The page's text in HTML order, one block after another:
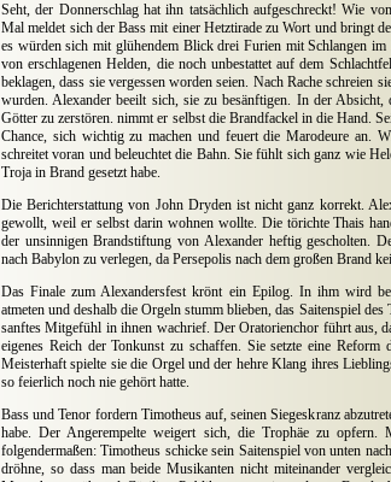
Seht, der Donnerschlag hat ihn tatsächlich aufgeschreckt! Wie
Mal meldet sich der Bass mit einer Hetztirade zu Wort und bringt
es würden sich mit glühendem Blick drei Furien mit Schlangen
von erschlagenen Helden, die noch unbestattet auf dem
beklagen, dass sie vergessen worden seien. Nach Rache schreien
wurden. Alexander beeilt sich, sie zu besänftigen. In der
Götter zu zerstören. nimmt er selbst die Brandfackel in die Hand.
Chance, sich wichtig zu machen und feuert die Marodeure an.
schreitet voran und beleuchtet die Bahn. Sie fühlt sich ganz wie
Troja in Brand gesetzt habe.
Die Berichterstattung von John Dryden ist nicht ganz korrekt.
gewollt, weil er selbst darin wohnen wollte. Die törichte Thais
der unsinnigen Brandstiftung von Alexander heftig gescholten.
nach Babylon zu verlegen, da Persepolis nach dem großen Brand
Das Finale zum Alexandersfest krönt ein Epilog. In ihm wird
atmeten und deshalb die Orgeln stumm blieben, das Saitenspiel
sanftes Mitgefühl in ihnen wachrief. Der Oratorienchor führt aus,
eigenes Reich der Tonkunst zu schaffen. Sie setzte eine Reform
Meisterhaft spielte sie die Orgel und der hehre Klang ihres
so feierlich noch nie gehört hatte.
Bass und Tenor fordern Timotheus auf, seinen Siegeskranz
habe. Der Angerempelte weigert sich, die Trophäe zu opfern.
folgendermaßen: Timotheus schicke sein Saitenspiel von unten
dröhne, so dass man beide Musikanten nicht miteinander